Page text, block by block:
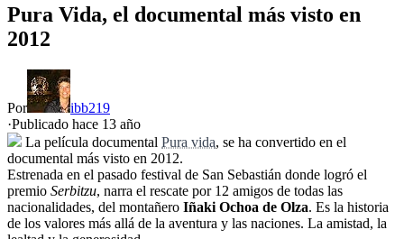
Pura Vida, el documental más visto en
2012
Por
ibb219
·Publicado hace 13 año
La película documental Pura vida, se ha convertido en el
documental más visto en 2012.
Estrenada en el pasado festival de San Sebastián donde logró el
premio Serbitzu, narra el rescate por 12 amigos de todas las
nacionalidades, del montañero Iñaki Ochoa de Olza. Es la historia
de los valores más allá de la aventura y las naciones. La amistad, la